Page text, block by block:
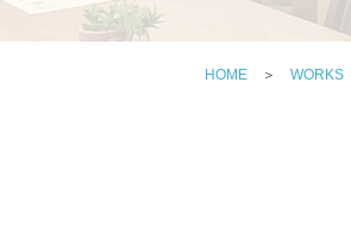
HOME ＞ WORKS